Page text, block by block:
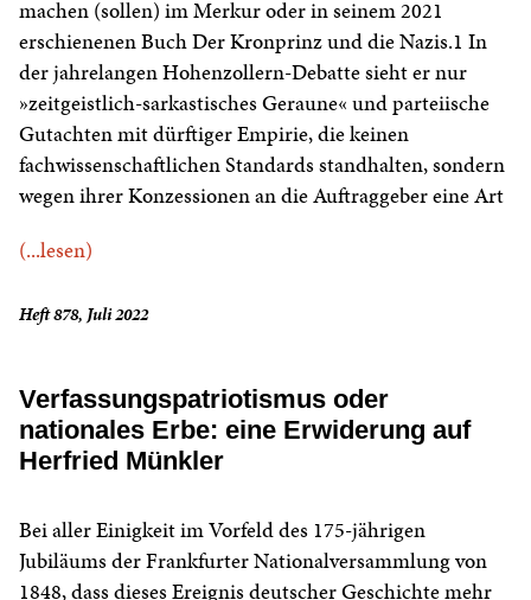
machen (sollen) im Merkur oder in seinem 2021
erschienenen Buch Der Kronprinz und die Nazis.1 In
der jahrelangen Hohenzollern-Debatte sieht er nur
»zeitgeistlich-sarkastisches Geraune« und parteiische
Gutachten mit dürftiger Empirie, die keinen
fachwissenschaftlichen Standards standhalten, sondern
wegen ihrer Konzessionen an die Auftraggeber eine Art
(...lesen)
Heft 878, Juli 2022
Verfassungspatriotismus oder
nationales Erbe: eine Erwiderung auf
Herfried Münkler
Bei aller Einigkeit im Vorfeld des 175-jährigen
Jubiläums der Frankfurter Nationalversammlung von
1848, dass dieses Ereignis deutscher Geschichte mehr